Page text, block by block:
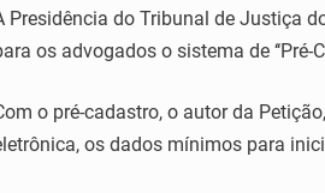
Presidência do Tribunal de Justiça
os advogados o sistema de
o pré-cadastro, o autor da
os dados mínimos para